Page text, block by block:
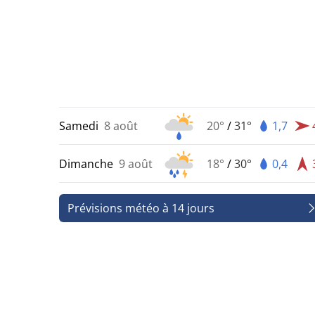
Samedi 8 août 20° /31° 1,7
Dimanche 9 août 18° /30° 0,4
Prévisions météo à 14 jours